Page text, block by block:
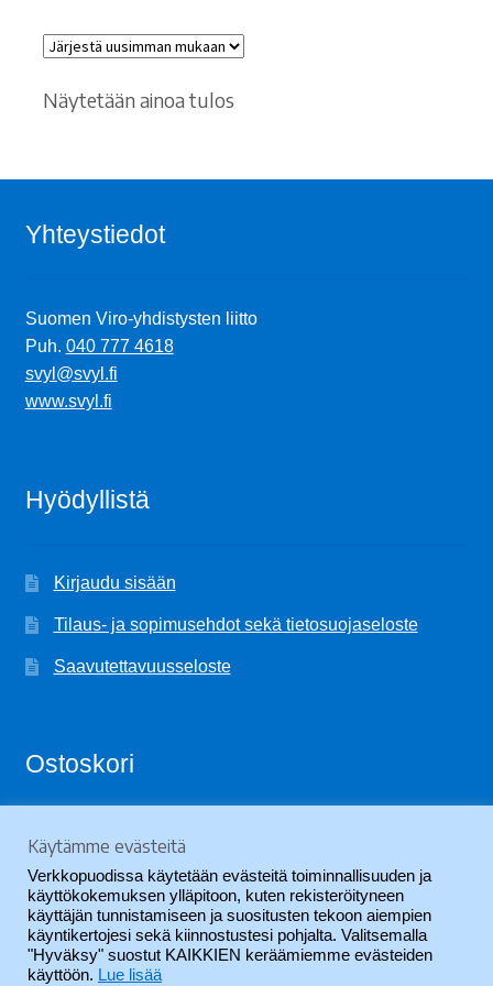
Näytetään ainoa tulos
Yhteystiedot
Suomen Viro-yhdistysten liitto
Puh. 040 777 4618
svyl@svyl.fi
www.svyl.fi
Hyödyllistä
Kirjaudu sisään
Tilaus- ja sopimusehdot sekä tietosuojaseloste
Saavutettavuusseloste
Ostoskori
Ostoskori on tyhjä.
Käytämme evästeitä
Verkkopuodissa käytetään evästeitä toiminnallisuuden ja
käyttökokemuksen ylläpitoon, kuten rekisteröityneen
käyttäjän tunnistamiseen ja suositusten tekoon aiempien
käyntikertojesi sekä kiinnostustesi pohjalta. Valitsemalla
"Hyväksy" suostut KAIKKIEN keräämiemme evästeiden
käyttöön. Lue lisää